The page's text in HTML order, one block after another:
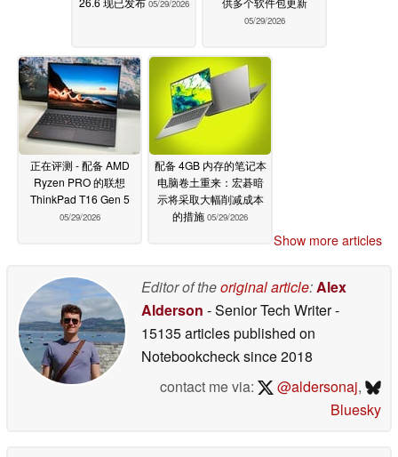
05/29/2026
05/29/2026
正在评测 - 配备 AMD
Ryzen PRO 的联想
ThinkPad T16 Gen 5
05/29/2026
配备 4GB 内存的笔记本
电脑卷土重来：宏碁暗
示将采取大幅削减成本
的措施 05/29/2026
Show more articles
Editor of theoriginal article:Alex
Alderson - Senior Tech Writer-
15135 articles published on
Notebookchecksince 2018
contact me via:
@aldersonaj,
Bluesky